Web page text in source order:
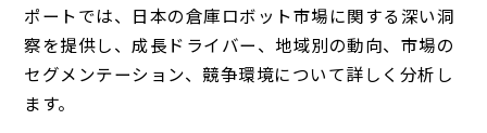
ポートでは、日本の倉庫ロボット市場に関する深い洞
察を提供し、成長ドライバー、地域別の動向、市場の
セグメンテーション、競争環境について詳しく分析し
ます。